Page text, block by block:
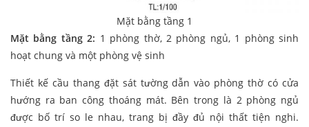
Mặt bằng tầng 1
Mặt bằng tầng 2: 1 phòng thờ, 2 phòng ngủ, 1 phòng sinh
hoạt chung và một phòng vệ sinh
Thiết kế cầu thang đặt sát tường dẫn vào phòng thờ có cửa
hướng ra ban công thoáng mát. Bên trong là 2 phòng ngủ
được bố trí so le nhau, trang bị đầy đủ nội thất tiện nghi.